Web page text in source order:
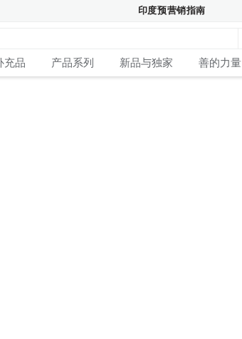
印度预营销指南
充品 产品系列 新品与独家 善的力量